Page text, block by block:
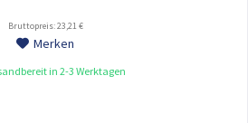
Bruttopreis: 23,21 €
Merken
in 2-3 Werktagen